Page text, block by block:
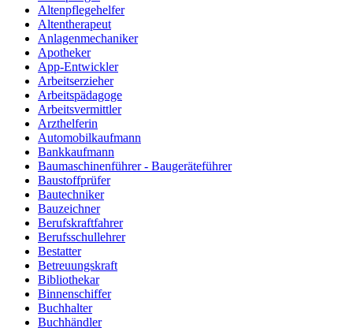
Altenpflegehelfer
Altentherapeut
Anlagenmechaniker
Apotheker
App-Entwickler
Arbeitserzieher
Arbeitspädagoge
Arbeitsvermittler
Arzthelferin
Automobilkaufmann
Bankkaufmann
Baumaschinenführer - Baugeräteführer
Baustoffprüfer
Bautechniker
Bauzeichner
Berufskraftfahrer
Berufsschullehrer
Bestatter
Betreuungskraft
Bibliothekar
Binnenschiffer
Buchhalter
Buchhändler